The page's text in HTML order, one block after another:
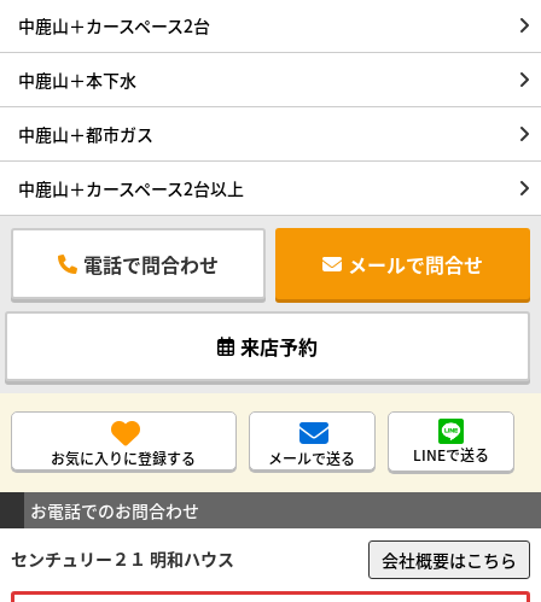
中鹿山＋カースペース2台
中鹿山＋本下水
中鹿山＋都市ガス
中鹿山＋カースペース2台以上
電話で問合わせ メールで問合せ
来店予約
お気に入りに登録する メールで送る LINEで送る
お電話でのお問合わせ
センチュリー２１ 明和ハウス
会社概要はこちら